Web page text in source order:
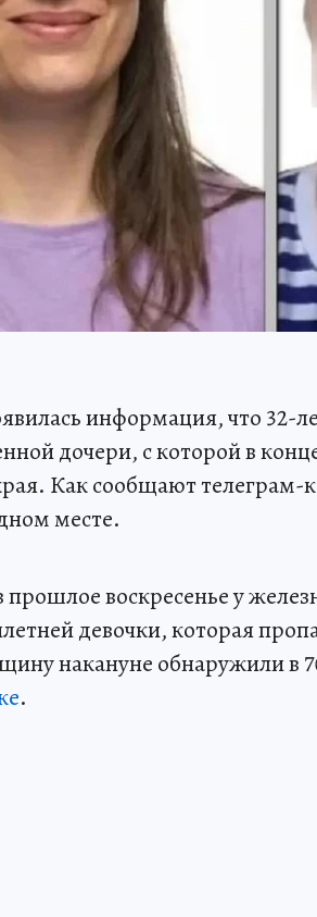
информация, что 32-
дочери, с которой в
Как сообщают
месте.
воскресенье у
девочки, которая
накануне обнаружили в
.